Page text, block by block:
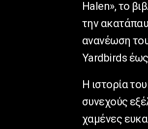
Halen», το
την
ανανέωση
Yardbirds
Η ιστορία του
συνεχούς
χαμένες